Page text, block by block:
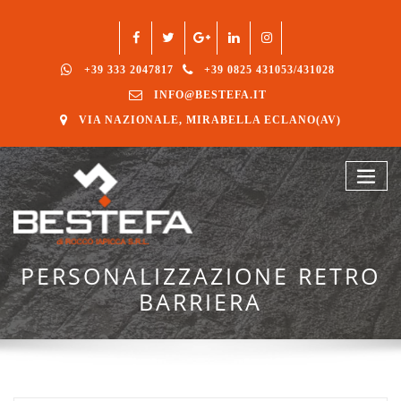
+39 333 2047817 +39 0825 431053/431028
INFO@BESTEFA.IT
VIA NAZIONALE, MIRABELLA ECLANO(AV)
PERSONALIZZAZIONE RETRO
BARRIERA